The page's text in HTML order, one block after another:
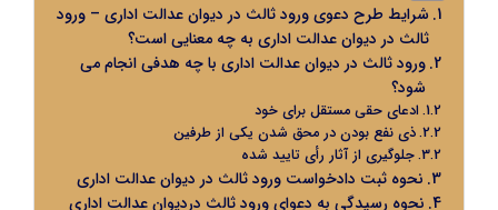
شرایط طرح دعوی ورود ثالث در دیوان عدالت اداری – ورود
ثالث در دیوان عدالت اداری به چه معنایی است؟
ورود ثالث در دیوان عدالت اداری با چه هدفی انجام می
شود؟
ادعای حقی مستقل برای خود
ذی نفع بودن در محق شدن یکی از طرفین
جلوگیری از آثار رأی تایید شده
نحوه ثبت دادخواست ورود ثالث در دیوان عدالت اداری
نحوه رسیدگی به دعوای ورود ثالث دردیوان عدالت اداری